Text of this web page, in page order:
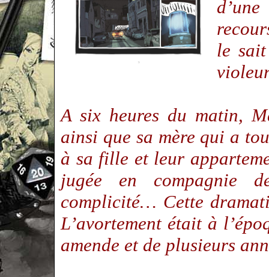
le
A six heures du matin,
ainsi que sa mère qui a
à sa fille et leur
jugée en compagnie
complicité… Cette
L’avortement était à
amende et de plusieurs